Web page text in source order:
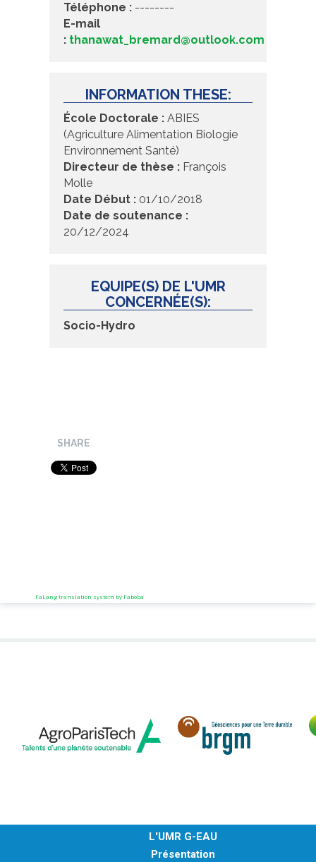
Téléphone : --------
E-mail
: thanawat_bremard@outlook.com
INFORMATION THESE:
École Doctorale : ABIES
(Agriculture Alimentation Biologie
Environnement Santé)
Directeur de thèse : François
Molle
Date Début : 01/10/2018
Date de soutenance :
20/12/2024
EQUIPE(S) DE L'UMR
CONCERNÉE(S):
Socio-Hydro
SHARE
FaLang translation system by Faboba
L'UMR G-EAU
Présentation